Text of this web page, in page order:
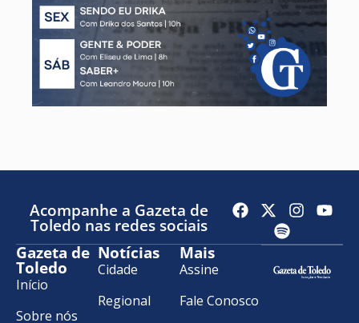
Acompanhe a Gazeta de
Toledo nas redes sociais
Gazeta de
Toledo
Início
Sobre nós
Notícias
Cidade
Regional
Mais
Assine
Fale Conosco